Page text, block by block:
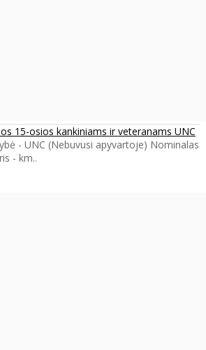
15-osios kankiniams ir veteranams UNC
- UNC (Nebuvusi apyvartoje) Nominalas
- km..